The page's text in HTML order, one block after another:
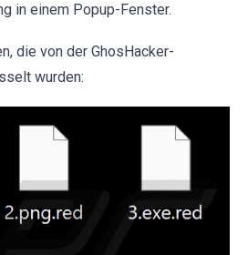
in einem Popup-Fenster.
die von der GhosHacker-
wurden: